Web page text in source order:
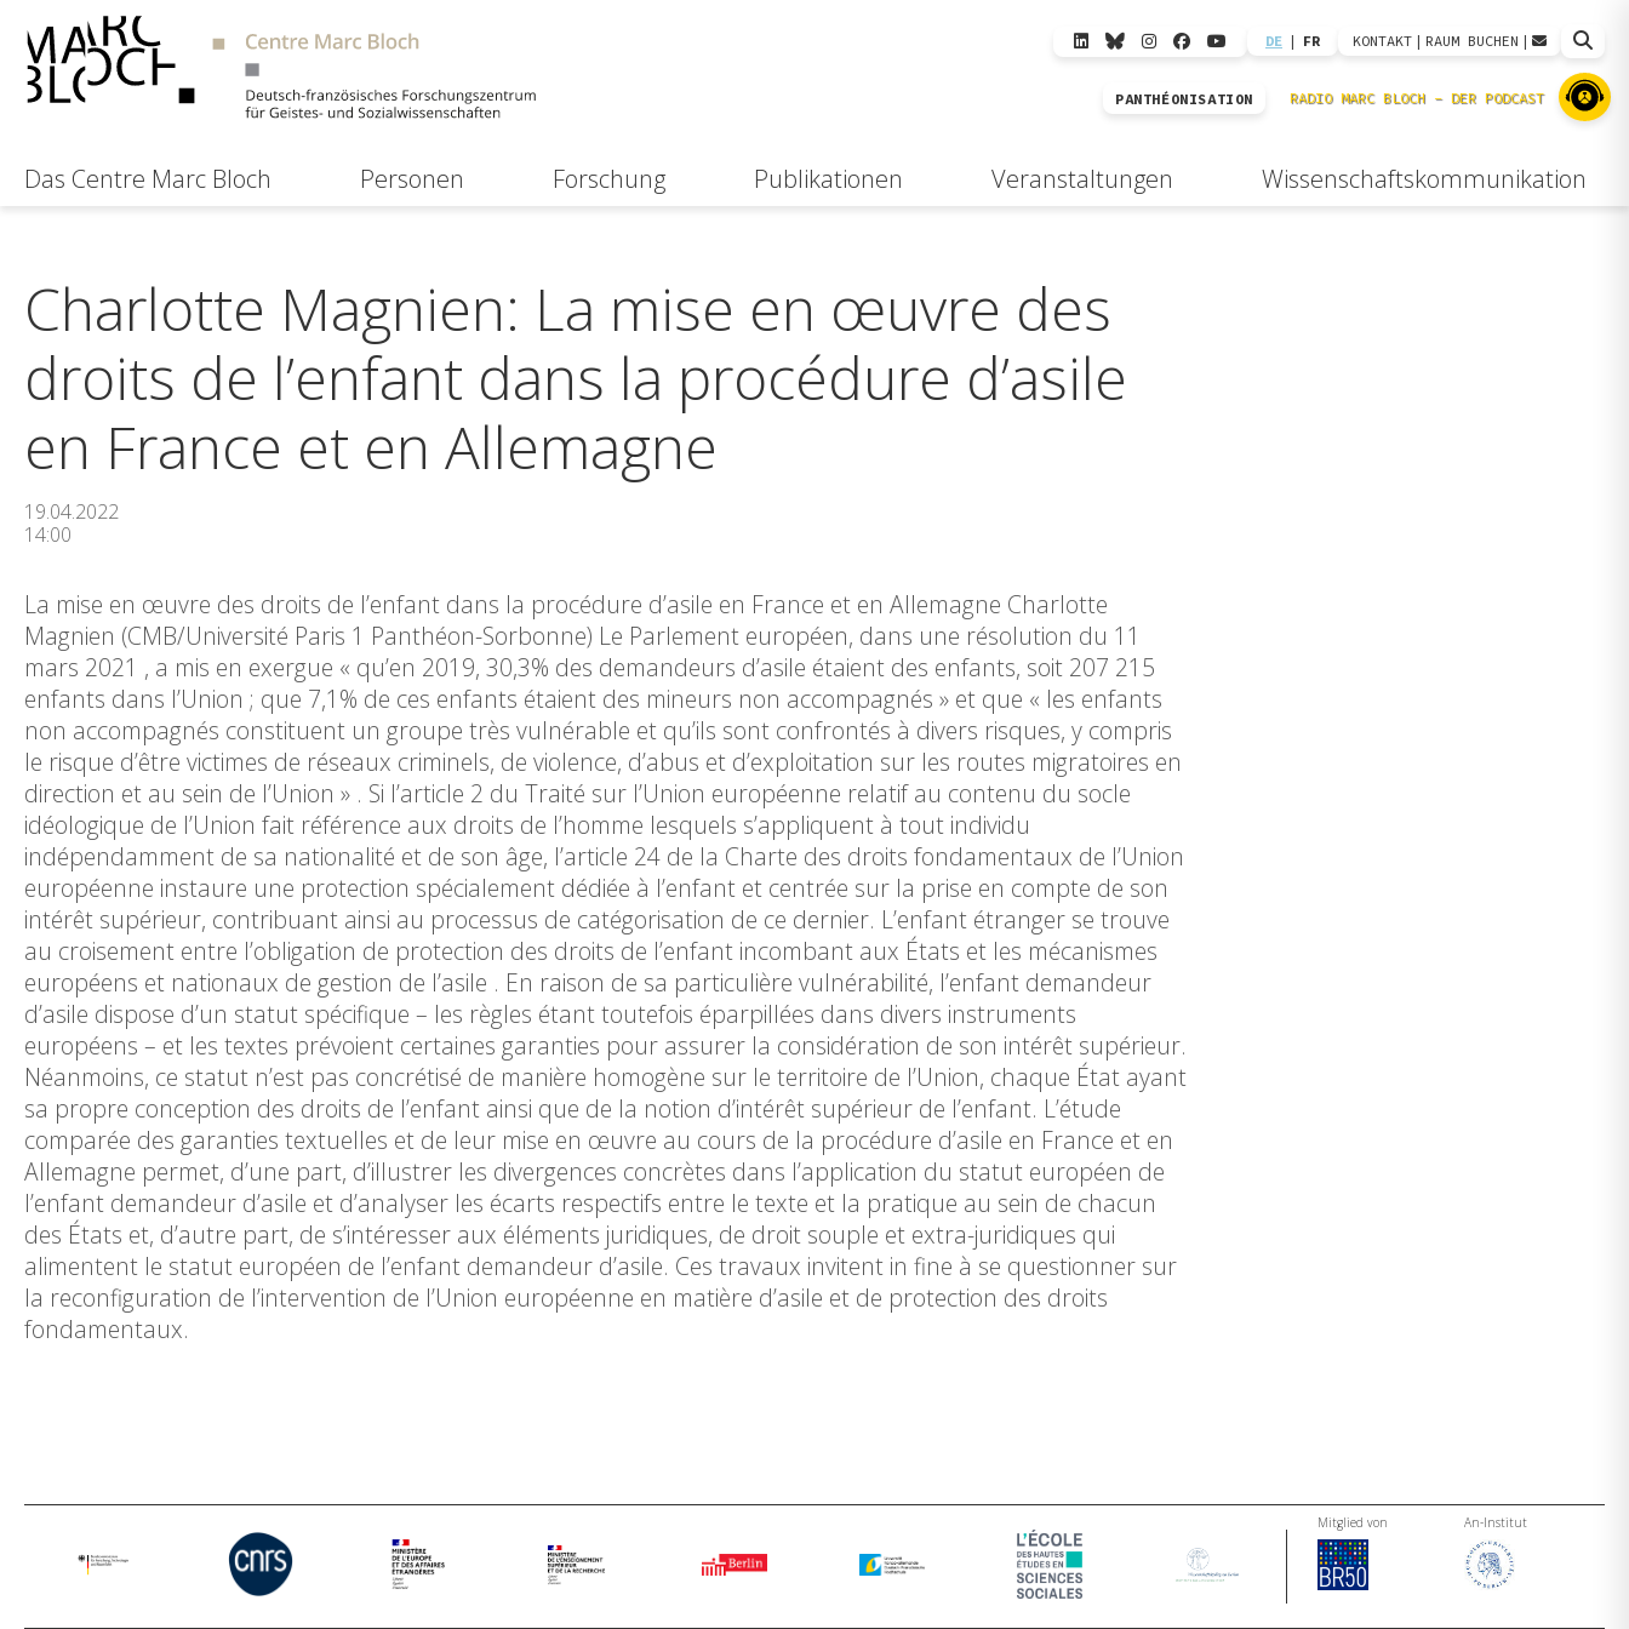
DE | FR KONTAKT | RAUM BUCHEN |
PANTHÉONISATION
Das Centre Marc Bloch Personen Forschung Publikationen Veranstaltungen Wissenschaftskommunikation
Charlotte Magnien: La mise en œuvre des
droits de l’enfant dans la procédure d’asile
en France et en Allemagne
19.04.2022
14:00
La mise en œuvre des droits de l’enfant dans la procédure d’asile en France et en Allemagne Charlotte
Magnien (CMB/Université Paris 1 Panthéon-Sorbonne) Le Parlement européen, dans une résolution du 11
mars 2021 , a mis en exergue « qu’en 2019, 30,3% des demandeurs d’asile étaient des enfants, soit 207 215
enfants dans l’Union ; que 7,1% de ces enfants étaient des mineurs non accompagnés » et que « les enfants
non accompagnés constituent un groupe très vulnérable et qu’ils sont confrontés à divers risques, y compris
le risque d’être victimes de réseaux criminels, de violence, d’abus et d’exploitation sur les routes migratoires en
direction et au sein de l’Union » . Si l’article 2 du Traité sur l’Union européenne relatif au contenu du socle
idéologique de l’Union fait référence aux droits de l’homme lesquels s’appliquent à tout individu
indépendamment de sa nationalité et de son âge, l’article 24 de la Charte des droits fondamentaux de l’Union
européenne instaure une protection spécialement dédiée à l’enfant et centrée sur la prise en compte de son
intérêt supérieur, contribuant ainsi au processus de catégorisation de ce dernier. L’enfant étranger se trouve
au croisement entre l’obligation de protection des droits de l’enfant incombant aux États et les mécanismes
européens et nationaux de gestion de l’asile . En raison de sa particulière vulnérabilité, l’enfant demandeur
d’asile dispose d’un statut spécifique – les règles étant toutefois éparpillées dans divers instruments
européens – et les textes prévoient certaines garanties pour assurer la considération de son intérêt supérieur.
Néanmoins, ce statut n’est pas concrétisé de manière homogène sur le territoire de l’Union, chaque État ayant
sa propre conception des droits de l’enfant ainsi que de la notion d’intérêt supérieur de l’enfant. L’étude
comparée des garanties textuelles et de leur mise en œuvre au cours de la procédure d’asile en France et en
Allemagne permet, d’une part, d’illustrer les divergences concrètes dans l’application du statut européen de
l’enfant demandeur d’asile et d’analyser les écarts respectifs entre le texte et la pratique au sein de chacun
des États et, d’autre part, de s’intéresser aux éléments juridiques, de droit souple et extra-juridiques qui
alimentent le statut européen de l’enfant demandeur d’asile. Ces travaux invitent in fine à se questionner sur
la reconfiguration de l’intervention de l’Union européenne en matière d’asile et de protection des droits
fondamentaux.
Mitglied von An-Institut